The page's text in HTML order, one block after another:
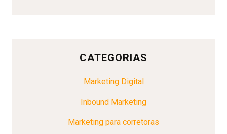
CATEGORIAS
Marketing Digital
Inbound Marketing
Marketing para corretoras